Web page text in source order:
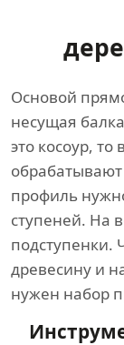
Основой
несущая
это косоур,
профиль
ступеней. На
подступенки.
древесину и
нужен набор